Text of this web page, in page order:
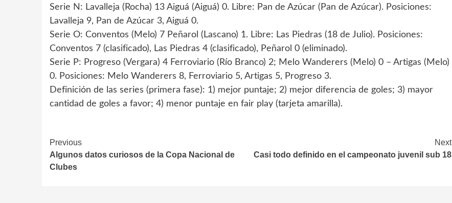
Serie N: Lavalleja (Rocha) 13 Aiguá (Aiguá) 0. Libre: Pan de Azúcar (Pan de Azúcar). Posiciones:
Lavalleja 9, Pan de Azúcar 3, Aiguá 0.
Serie O: Conventos (Melo) 7 Peñarol (Lascano) 1. Libre: Las Piedras (18 de Julio). Posiciones:
Conventos 7 (clasificado), Las Piedras 4 (clasificado), Peñarol 0 (eliminado).
Serie P: Progreso (Vergara) 4 Ferroviario (Río Branco) 2; Melo Wanderers (Melo) 0 – Artigas (Melo)
0. Posiciones: Melo Wanderers 8, Ferroviario 5, Artigas 5, Progreso 3.
Definición de las series (primera fase): 1) mejor puntaje; 2) mejor diferencia de goles; 3) mayor
cantidad de goles a favor; 4) menor puntaje en fair play (tarjeta amarilla).
Continue
Reading
Previous
Algunos datos curiosos de la Copa Nacional de
Clubes
Next
Casi todo definido en el campeonato juvenil sub 18